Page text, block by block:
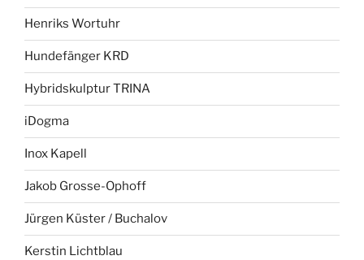
Henriks Wortuhr
Hundefänger KRD
Hybridskulptur TRINA
iDogma
Inox Kapell
Jakob Grosse-Ophoff
Jürgen Küster / Buchalov
Kerstin Lichtblau